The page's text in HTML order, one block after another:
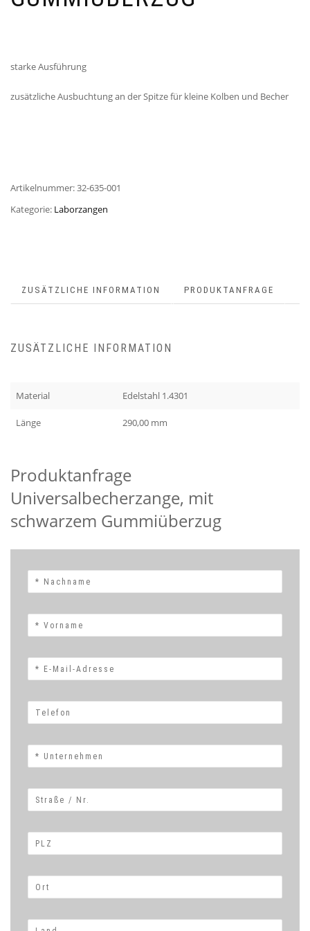
starke Ausführung
zusätzliche Ausbuchtung an der Spitze für kleine Kolben und Becher
Artikelnummer:32-635-001
Kategorie: Laborzangen
ZUSÄTZLICHE INFORMATION PRODUKTANFRAGE
ZUSÄTZLICHE INFORMATION
Material Edelstahl 1.4301
Länge 290,00 mm
Produktanfrage
Universalbecherzange, mit
schwarzem Gummiüberzug